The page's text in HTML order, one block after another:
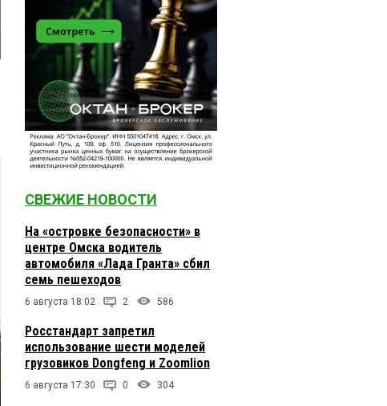
СВЕЖИЕ НОВОСТИ
На «островке безопасности» в
центре Омска водитель
автомобиля «Лада Гранта» сбил
семь пешеходов
6 августа 18:02 2 586
Росстандарт запретил
использование шести моделей
грузовиков Dongfeng и Zoomlion
6 августа 17:30 0 304